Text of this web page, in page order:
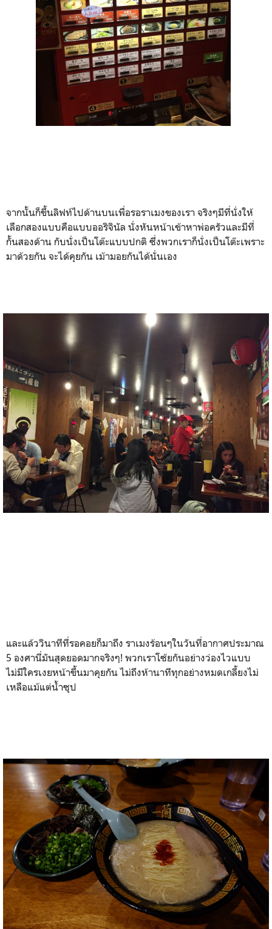
จากนั้นก็ขึ้นลิฟท์ไปด้านบนเพื่อรอราเมงของเรา จริงๆมีที่นั่งให้
เลือกสองแบบคือแบบออริจินัล นั่งหันหน้าเข้าหาพ่อครัวและมีที่
กั้นสองด้าน กับนั่งเป็นโต๊ะแบบปกติ ซึ่งพวกเราก็นั่งเป็นโต๊ะเพราะ
มาด้วยกัน จะได้คุยกัน เม้ามอยกันได้นั่นเอง
และแล้ววินาทีที่รอคอยก็มาถึง ราเมงร้อนๆในวันที่อากาศประมาณ
5 องศานี่มันสุดยอดมากจริงๆ! พวกเราโซ้ยกันอย่างว่องไวแบบ
ไม่มีใครเงยหน้าขึ้นมาคุยกัน ไม่ถึงห้านาทีทุกอย่างหมดเกลี้ยงไม่
เหลือแม้แต่น้ำซุป